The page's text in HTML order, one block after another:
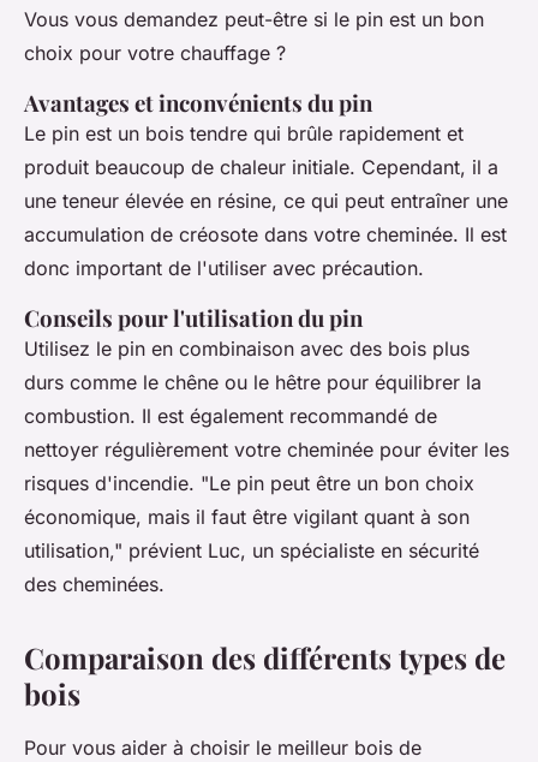
Vous vous demandez peut-être si le pin est un bon
choix pour votre chauffage ?
Avantages et inconvénients du pin
Le pin est un bois tendre qui brûle rapidement et
produit beaucoup de chaleur initiale. Cependant, il a
une teneur élevée en résine, ce qui peut entraîner une
accumulation de créosote dans votre cheminée. Il est
donc important de l'utiliser avec précaution.
Conseils pour l'utilisation du pin
Utilisez le pin en combinaison avec des bois plus
durs comme le chêne ou le hêtre pour équilibrer la
combustion. Il est également recommandé de
nettoyer régulièrement votre cheminée pour éviter les
risques d'incendie. "Le pin peut être un bon choix
économique, mais il faut être vigilant quant à son
utilisation," prévient Luc, un spécialiste en sécurité
des cheminées.
Comparaison des différents types de
bois
Pour vous aider à choisir le meilleur bois de